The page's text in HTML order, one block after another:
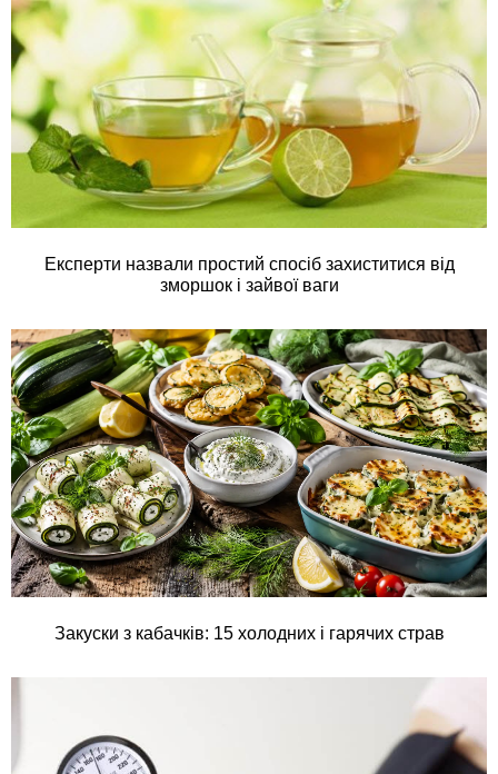
Експерти назвали простий спосіб захиститися від
зморшок і зайвої ваги
Закуски з кабачків: 15 холодних і гарячих страв